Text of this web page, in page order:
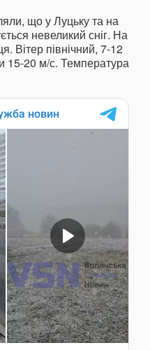
що у Луцьку та на
невеликий сніг. На
Вітер північний, 7-12
15-20 м/с. Температура